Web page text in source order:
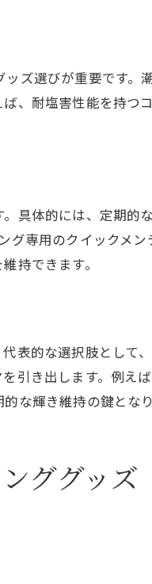
ング必須アイテム
ポイント
にする方法
を大幅軽減
手入れ方法
ポイント紹介
すすめ便利グッズ
ズの選び方
ーティング用品
ズ選びが重要です。
、耐塩害性能を持つ
具体的には、定期的
専用のクイックメ
持できます。
表的な選択肢として
引き出します。例え
な輝き維持の鍵となり
ググッズ